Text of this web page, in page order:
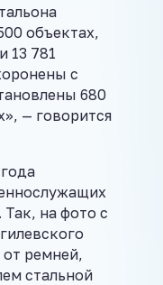
объектах,
13 781
с
680
— говорится
на фото с
ремней,
стальной